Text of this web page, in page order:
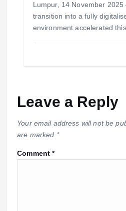
Lumpur, 14 November
transition into a fully
environment accelerated
Leave a Reply
Your email address will not be
are marked *
Comment*